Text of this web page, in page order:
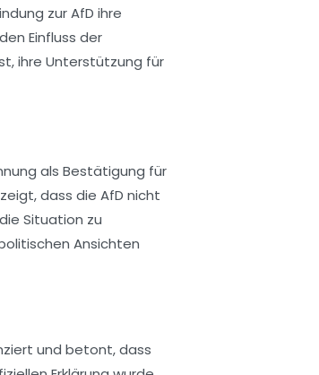
zur AfD ihre
Einfluss der
ihre Unterstützung für
als Bestätigung für
dass die AfD nicht
Situation zu
Ansichten
und betont, dass